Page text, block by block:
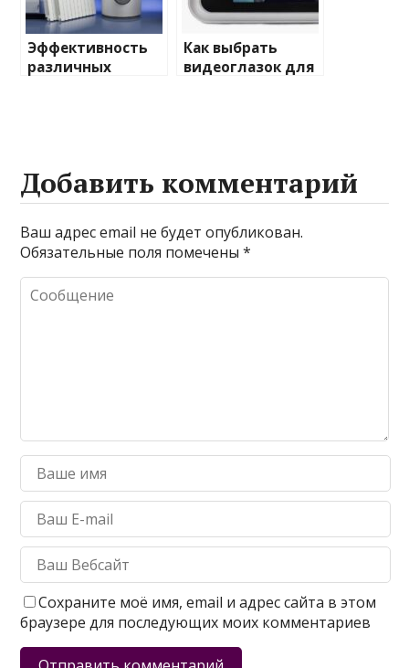
Эффективность
различных
Как выбрать
видеоглазок для
Добавить комментарий
Ваш адрес email не будет опубликован.
Обязательные поля помечены*
Сохраните моё имя, email и адрес сайта в этом
браузере для последующих моих комментариев